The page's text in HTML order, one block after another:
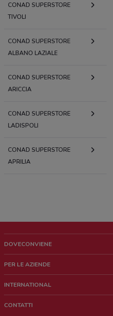
CONAD SUPERSTORE
TIVOLI
CONAD SUPERSTORE
ALBANO LAZIALE
CONAD SUPERSTORE
ARICCIA
CONAD SUPERSTORE
LADISPOLI
CONAD SUPERSTORE
APRILIA
DOVECONVIENE
Chi siamo
Lavora con noi
PER LE AZIENDE
Richieste commerciali e marketing
INTERNATIONAL
CONTATTI